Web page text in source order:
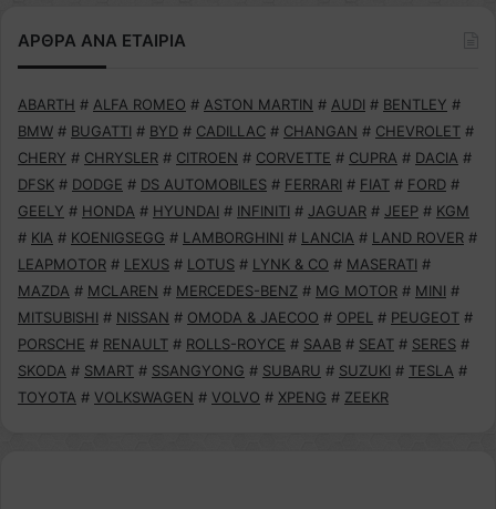
ΑΡΘΡΑ ΑΝΑ ΕΤΑΙΡΙΑ
ABARTH # ALFA ROMEO # ASTON MARTIN # AUDI # BENTLEY #
BMW # BUGATTI # BYD # CADILLAC # CHANGAN # CHEVROLET #
CHERY # CHRYSLER # CITROEN # CORVETTE # CUPRA # DACIA #
DFSK # DODGE # DS AUTOMOBILES # FERRARI # FIAT # FORD #
GEELY # HONDA # HYUNDAI # INFINITI # JAGUAR # JEEP # KGM
# KIA # KOENIGSEGG # LAMBORGHINI # LANCIA # LAND ROVER #
LEAPMOTOR # LEXUS # LOTUS # LYNK & CO # MASERATI #
MAZDA # MCLAREN # MERCEDES-BENZ # MG MOTOR # MINI #
MITSUBISHI # NISSAN # OMODA & JAECOO # OPEL # PEUGEOT #
PORSCHE # RENAULT # ROLLS-ROYCE # SAAB # SEAT # SERES #
SKODA # SMART # SSANGYONG # SUBARU # SUZUKI # TESLA #
TOYOTA # VOLKSWAGEN # VOLVO # XPENG # ZEEKR